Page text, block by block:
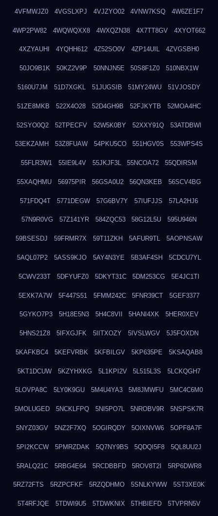
4VFMWJZ0 4VGSLXPJ 4VJZYO02 4VNW7KSQ 4W6ZE1F7
4WP2PW82 4WQWQXX8 4WXQZN38 4X7TT8GV 4XYOT662
4XZYAUHI 4YQHH612 4Z52SO0V 4ZP14UIL 4ZVGSBH0
50JO9B1K 50KZ2V9P 50NNJN5E 50S8F1Z0 510NBX1W
5160U7JM 51D7XGKL 51JUGSIB 51MY24WU 51VJOSDY
51ZE8MKB 522X4O28 52D4GH9B 52FJKYTB 52MOA4HC
52SYO0Q2 52TPECFV 52W5K0BY 52XXY91Q 53ATDBWI
53EKZAMH 53Z8FUAW 54PKU5CO 551HGV0S 553WPS4S
55FLR3W1 55IE9L4V 55JKJF3L 55NCOA72 55QDIRSM
55XAQHMU 56975PIR 56GSA0U2 56QN3KEB 56SCV4BG
571FDQ4T 5771DEGW 57G6BV7Y 57IUFJJS 57LA2HJ6
57N9R0VG 57Z141YR 584ZQC53 58G12L5U 595U946N
59BSESDJ 59FRMR7X 59T11ZKH 5AFUR9TL 5AOPNSAW
5AQL07P2 5ASS9KJO 5AY4N3YE 5B3AF4SH 5CDCU7YL
5CWV233T 5DFYUFZ0 5DKYT31C 5DM253CG 5E4JC1TI
5EXK7A7W 5F447S51 5FMM242C 5FNR39CT 5GEF3377
5GYKO7P3 5H18E5N3 5H4C8VII 5HANI4XK 5HER0XEV
5HNS21Z8 5IFXGJFK 5IITXOZY 5IVSLWGV 5J5FOXDN
5KAFKBC4 5KEFVRBK 5KFBILGV 5KP635PE 5KSAQAB8
5KT1DCUW 5KZYHXKG 5L1KPI2V 5L515L3S 5LCKQGH7
5LOVPA8C 5LY0K9GU 5M4U4YA3 5M8JMWFU 5MC4C6M0
5MOLUGED 5NCKLFPQ 5NI5PO7L 5NROBV9R 5NSPSK7R
5NYZ03GV 5NZ2F7XQ 5OGIRQDY 5OIXNVW6 5OPF8A7F
5PI2KCCW 5PMRZDAK 5Q7NY9BS 5QDQI5F8 5QL8UU2J
5RALQ21C 5RBG4E64 5RCDBBFD 5ROV8T2I 5RP6DWR8
5RZ72FTS 5RZPCFKF 5RZQDHMO 5SNLKYWW 5ST3XE0K
5T4RFJQE 5TDWI9U5 5TDWKNIX 5THBIEFD 5TVPRN5V